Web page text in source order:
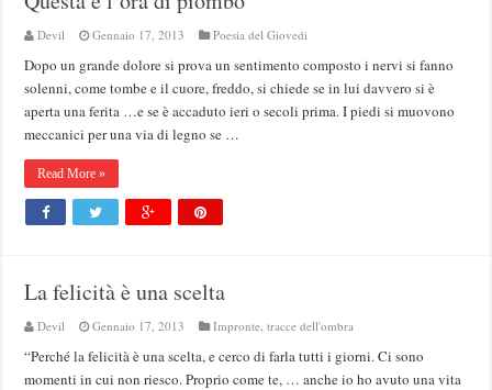
Devil Gennaio 17, 2013 Poesia del Giovedi
Dopo un grande dolore si prova un sentimento composto i nervi si fanno
solenni, come tombe e il cuore, freddo, si chiede se in lui davvero si è
aperta una ferita …e se è accaduto ieri o secoli prima. I piedi si muovono
meccanici per una via di legno se …
Read More »
La felicità è una scelta
Devil Gennaio 17, 2013 Impronte, tracce dell'ombra
“Perché la felicità è una scelta, e cerco di farla tutti i giorni. Ci sono
momenti in cui non riesco. Proprio come te, … anche io ho avuto una vita